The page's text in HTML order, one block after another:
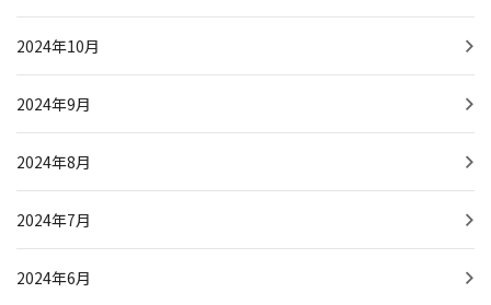
2024年10月
2024年9月
2024年8月
2024年7月
2024年6月